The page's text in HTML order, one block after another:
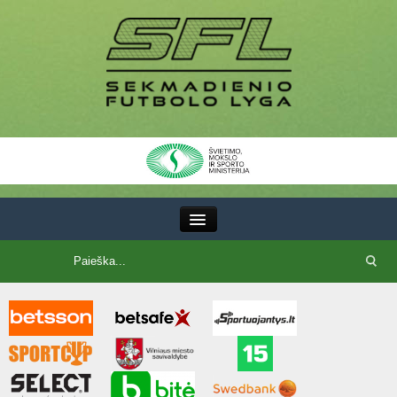
SFL taurė
7x7 CUP